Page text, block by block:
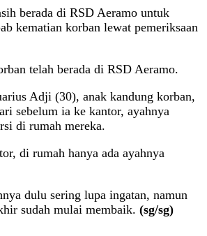
berada di RSD Aeramo untuk
kematian korban lewat pemeriksaan
telah berada di RSD Aeramo.
Adji (30), anak kandung korban,
sebelum ia ke kantor, ayahnya
di rumah mereka.
di rumah hanya ada ayahnya
dulu sering lupa ingatan, namun
sudah mulai membaik. (sg/sg)